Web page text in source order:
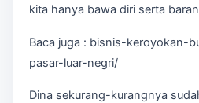
kita hanya bawa diri serta
Baca juga : bisnis-keroyokan-
pasar-luar-negri/
Dina sekurang-kurangnya